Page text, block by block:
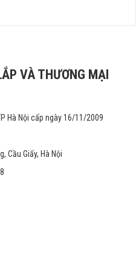
VÀ THƯƠNG MẠI
Hà Nội cấp ngày 16/11/2009
Cầu Giấy, Hà Nội